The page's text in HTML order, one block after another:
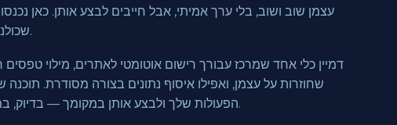
עצמן שוב ושוב, בלי ערך אמיתי, אבל חייבים לבצע אותן. כאן
שכולנו רוצים כבר לראות.
דמיין כלי אחד שמרכז עבורך רישום אוטומטי לאתרים, מילוי טפסים
שחוזרות על עצמן, ואפילו איסוף נתונים בצורה מסודרת. תוכנה
הפעולות שלך ולבצע אותן במקומך — בדיוק, במהירות ובלי טעויות.